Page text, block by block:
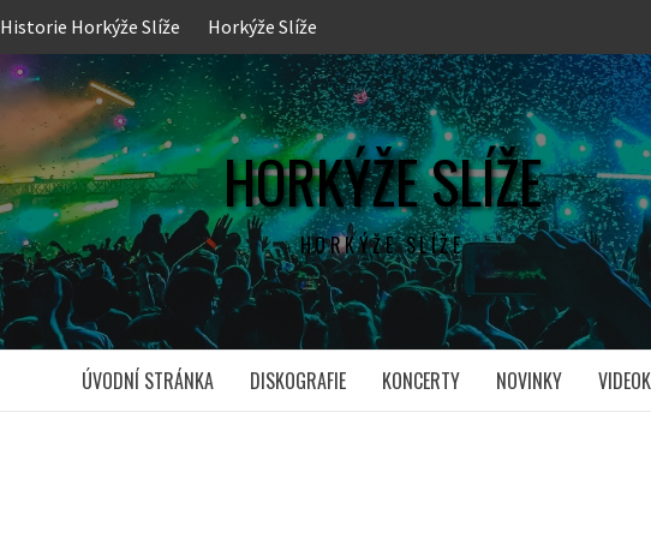
Historie Horkýže Slíže Horkýže Slíže
HORKÝŽE SLÍŽE
HORKÝŽE SLÍŽE
ÚVODNÍ STRÁNKA DISKOGRAFIE KONCERTY NOVINKY